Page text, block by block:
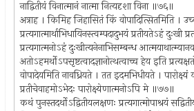
नाद्वितीयं विनात्मानं नात्मा नित्यदृशा विना ॥७६॥
अत्राह । किमिह जिहासितं किं वोपादित्सितमिति ।
प्रत्यगात्मार्थाभिधायिनस्त्वम्पदादुभयं प्रतीयतेऽहं दुःखी
प्रत्यगात्मनोऽहं दुःखीत्यनेनाभिसम्बन्ध
अतोऽहमर्थोऽपसृष्टत्वादज्ञानोत्थत्वाच्च हेय इति
वोपादेयमिति नावध्रियते । तत इदमभिधीयते । पारोक्ष्यं
प्रतीचेवाहमोऽभेदः पारोक्ष्येणात्मनोऽपि मे ॥७७॥
कथं पुनस्तदर्थोऽद्वितीयलक्षणः प्रत्यगात्मोपाश्रयं